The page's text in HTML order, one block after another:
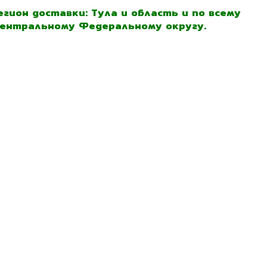
доставки: Тула и область и по всему
Федеральному округу.